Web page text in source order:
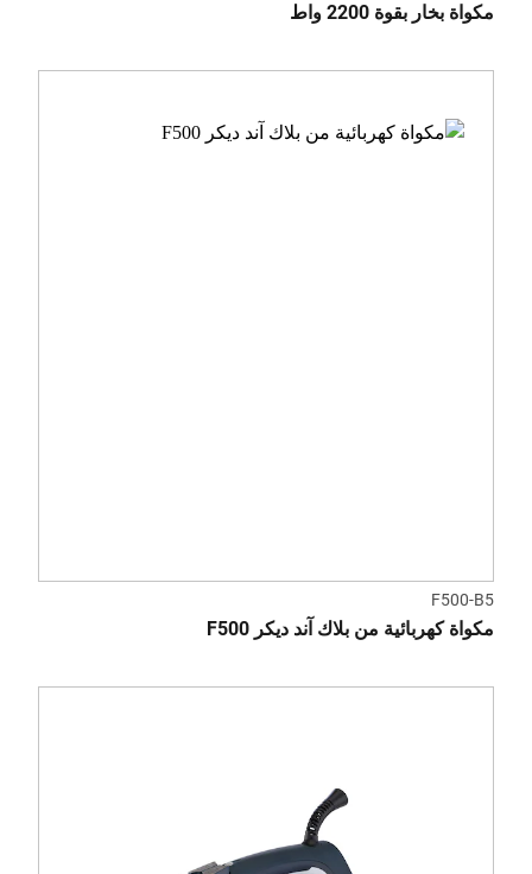
مكواة بخار بقوة 2200 واط
F500-B5
مكواة كهربائية من بلاك آند ديكر F500